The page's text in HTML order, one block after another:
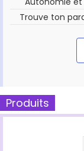
Trouve ton
Produits